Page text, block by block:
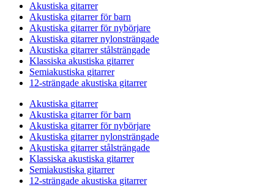
Akustiska gitarrer
Akustiska gitarrer för barn
Akustiska gitarrer för nybörjare
Akustiska gitarrer nylonsträngade
Akustiska gitarrer stålsträngade
Klassiska akustiska gitarrer
Semiakustiska gitarrer
12-strängade akustiska gitarrer
Akustiska gitarrer
Akustiska gitarrer för barn
Akustiska gitarrer för nybörjare
Akustiska gitarrer nylonsträngade
Akustiska gitarrer stålsträngade
Klassiska akustiska gitarrer
Semiakustiska gitarrer
12-strängade akustiska gitarrer